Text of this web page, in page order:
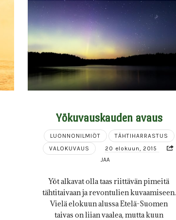
Yökuvauskauden avaus
LUONNONILMIÖT
TÄHTIHARRASTUS
VALOKUVAUS
20 elokuun, 2015
JAA
Yöt alkavat olla taas riittävän pimeitä
tähtitaivaan ja revontulien kuvaamiseen.
Vielä elokuun alussa Etelä-Suomen
taivas on liian vaalea, mutta kuun